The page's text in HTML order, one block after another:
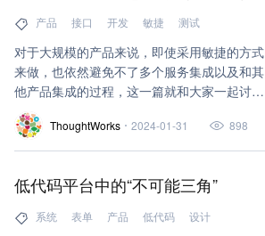
产品 接口 开发 敏捷 测试
对于大规模的产品来说，即使采用敏捷的方式
来做，也依然避免不了多个服务集成以及和其
他产品集成的过程，这一篇就和大家一起讨论
一下在大规模敏捷测试中如何进行
SIT（System Integration Testing）集成测
试。
ThoughtWorks 2024-01-31 898
低代码平台中的“不可能三角”
系统 表单 产品 低代码 设计